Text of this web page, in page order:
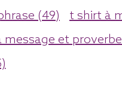
(49)
t shirt à
message et